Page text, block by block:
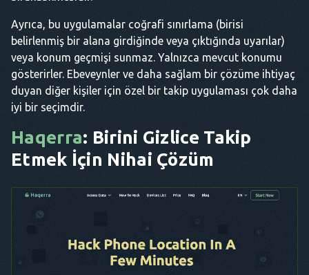
Ayrıca, bu uygulamalar coğrafi sınırlama (birisi
belirlenmiş bir alana girdiğinde veya çıktığında uyarılar)
veya konum geçmişi sunmaz. Yalnızca mevcut konumu
gösterirler. Ebeveynler ve daha sağlam bir çözüme ihtiyaç
duyan diğer kişiler için özel bir takip uygulaması çok daha
iyi bir seçimdir.
Haqerra: Birini Gizlice Takip
Etmek İçin Nihai Çözüm